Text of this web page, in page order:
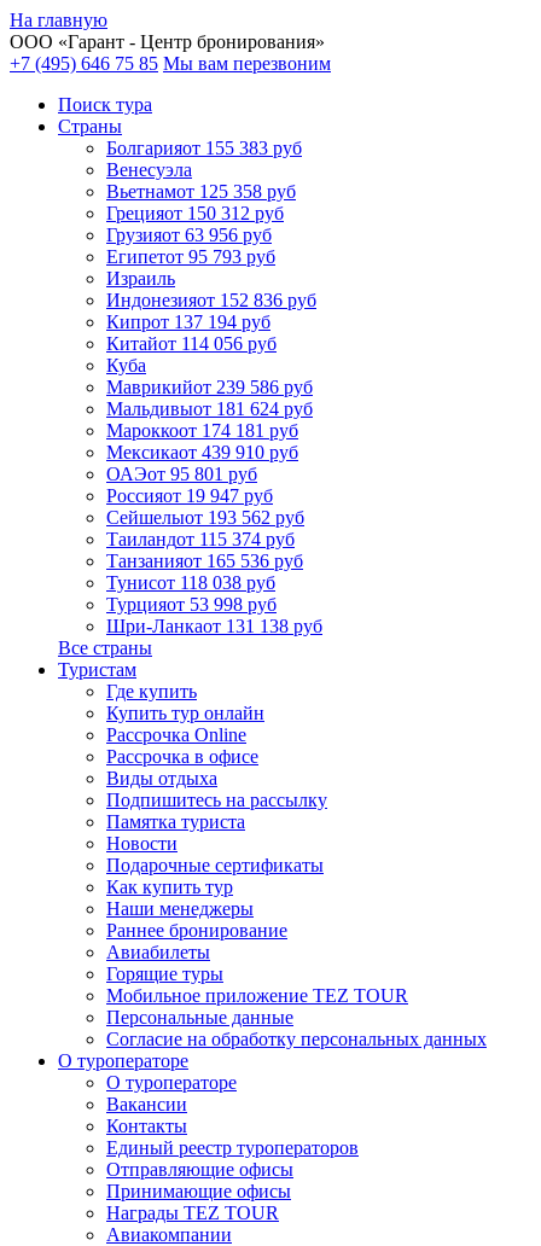
На главную
ООО «Гарант - Центр бронирования»
+7 (495) 646 75 85 Мы вам перезвоним
Поиск тура
Cтраны
Болгарияот 155 383 руб
Венесуэла
Вьетнамот 125 358 руб
Грецияот 150 312 руб
Грузияот 63 956 руб
Египетот 95 793 руб
Израиль
Индонезияот 152 836 руб
Кипрот 137 194 руб
Китайот 114 056 руб
Куба
Маврикийот 239 586 руб
Мальдивыот 181 624 руб
Мароккоот 174 181 руб
Мексикаот 439 910 руб
ОАЭот 95 801 руб
Россияот 19 947 руб
Сейшелыот 193 562 руб
Таиландот 115 374 руб
Танзанияот 165 536 руб
Тунисот 118 038 руб
Турцияот 53 998 руб
Шри-Ланкаот 131 138 руб
Все страны
Туристам
Где купить
Купить тур онлайн
Рассрочка Online
Рассрочка в офисе
Виды отдыха
Подпишитесь на рассылку
Памятка туриста
Новости
Подарочные сертификаты
Как купить тур
Наши менеджеры
Раннее бронирование
Авиабилеты
Горящие туры
Мобильное приложение TEZ TOUR
Персональные данные
Согласие на обработку персональных данных
О туроператоре
О туроператоре
Вакансии
Контакты
Единый реестр туроператоров
Отправляющие офисы
Принимающие офисы
Награды TEZ TOUR
Авиакомпании